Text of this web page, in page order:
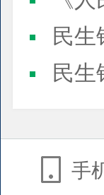
民生银行
民生
手